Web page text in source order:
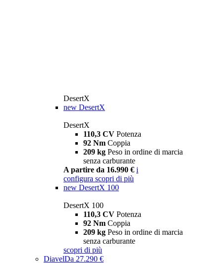
DesertX
new DesertX
DesertX
110,3 CV Potenza
92 Nm Coppia
209 kg Peso in ordine di marcia
senza carburante
A partire da 16.990 € i
configura scopri di più
new DesertX 100
DesertX 100
110,3 CV Potenza
92 Nm Coppia
209 kg Peso in ordine di marcia
senza carburante
scopri di più
DiavelDa 27.290 €